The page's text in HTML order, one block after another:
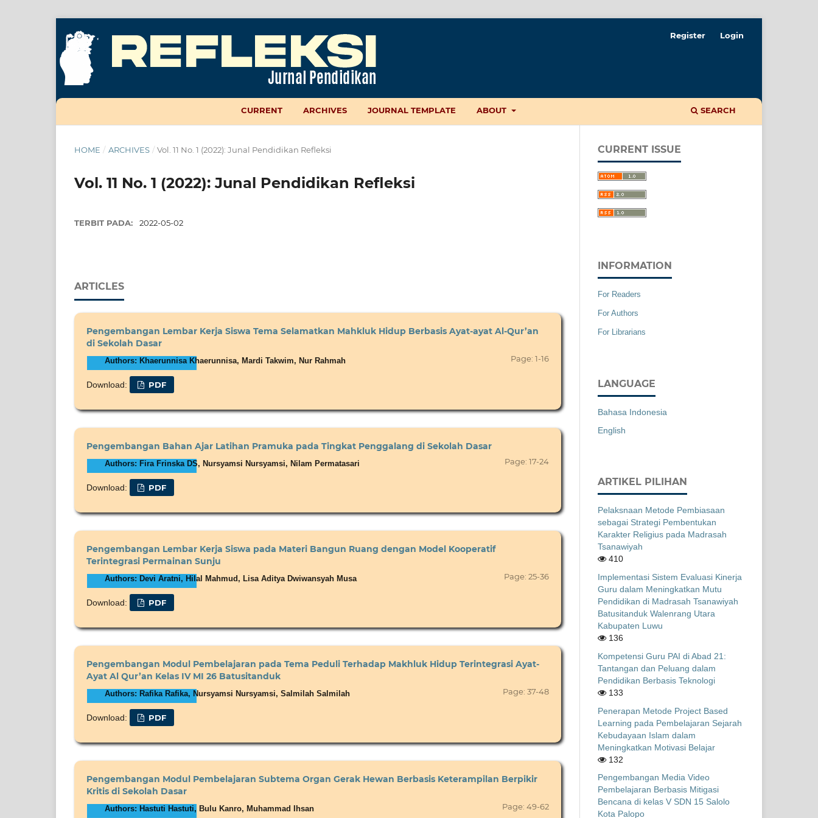
CURRENT ARCHIVES JOURNAL TEMPLATE ABOUT SEARCH
Register Login
HOME / ARCHIVES / Vol. 11 No. 1 (2022): Junal Pendidikan Refleksi
Vol. 11 No. 1 (2022): Junal Pendidikan Refleksi
TERBIT PADA: 2022-05-02
ARTICLES
Pengembangan Lembar Kerja Siswa Tema Selamatkan Mahkluk Hidup Berbasis Ayat-ayat Al-Qur’an
di Sekolah Dasar
Authors: Khaerunnisa Khaerunnisa, Mardi Takwim, Nur Rahmah Page: 1-16
Download: PDF
Pengembangan Bahan Ajar Latihan Pramuka pada Tingkat Penggalang di Sekolah Dasar
Authors: Fira Frinska DS, Nursyamsi Nursyamsi, Nilam Permatasari Page: 17-24
Download: PDF
Pengembangan Lembar Kerja Siswa pada Materi Bangun Ruang dengan Model Kooperatif
Terintegrasi Permainan Sunju
Authors: Devi Aratni, Hilal Mahmud, Lisa Aditya Dwiwansyah Musa Page: 25-36
Download: PDF
Pengembangan Modul Pembelajaran pada Tema Peduli Terhadap Makhluk Hidup Terintegrasi Ayat-
Ayat Al Qur’an Kelas IV MI 26 Batusitanduk
Authors: Rafika Rafika, Nursyamsi Nursyamsi, Salmilah Salmilah Page: 37-48
Download: PDF
Pengembangan Modul Pembelajaran Subtema Organ Gerak Hewan Berbasis Keterampilan Berpikir
Kritis di Sekolah Dasar
Authors: Hastuti Hastuti, Bulu Kanro, Muhammad Ihsan Page: 49-62
CURRENT ISSUE
INFORMATION
For Readers
For Authors
For Librarians
LANGUAGE
Bahasa Indonesia
English
ARTIKEL PILIHAN
Pelaksnaan Metode Pembiasaan
sebagai Strategi Pembentukan
Karakter Religius pada Madrasah
Tsanawiyah
410
Implementasi Sistem Evaluasi Kinerja
Guru dalam Meningkatkan Mutu
Pendidikan di Madrasah Tsanawiyah
Batusitanduk Walenrang Utara
Kabupaten Luwu
136
Kompetensi Guru PAI di Abad 21:
Tantangan dan Peluang dalam
Pendidikan Berbasis Teknologi
133
Penerapan Metode Project Based
Learning pada Pembelajaran Sejarah
Kebudayaan Islam dalam
Meningkatkan Motivasi Belajar
132
Pengembangan Media Video
Pembelajaran Berbasis Mitigasi
Bencana di kelas V SDN 15 Salolo
Kota Palopo